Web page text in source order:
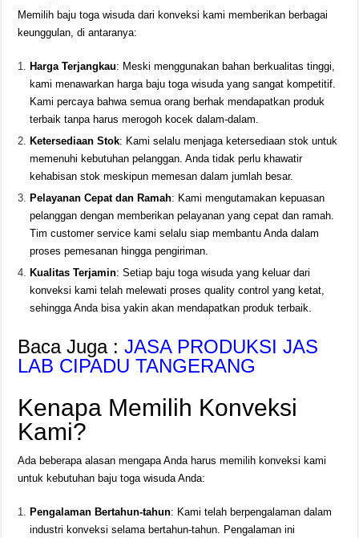
Memilih baju toga wisuda dari konveksi kami memberikan berbagai
keunggulan, di antaranya:
Harga Terjangkau: Meski menggunakan bahan berkualitas tinggi,
kami menawarkan harga baju toga wisuda yang sangat kompetitif.
Kami percaya bahwa semua orang berhak mendapatkan produk
terbaik tanpa harus merogoh kocek dalam-dalam.
Ketersediaan Stok: Kami selalu menjaga ketersediaan stok untuk
memenuhi kebutuhan pelanggan. Anda tidak perlu khawatir
kehabisan stok meskipun memesan dalam jumlah besar.
Pelayanan Cepat dan Ramah: Kami mengutamakan kepuasan
pelanggan dengan memberikan pelayanan yang cepat dan ramah.
Tim customer service kami selalu siap membantu Anda dalam
proses pemesanan hingga pengiriman.
Kualitas Terjamin: Setiap baju toga wisuda yang keluar dari
konveksi kami telah melewati proses quality control yang ketat,
sehingga Anda bisa yakin akan mendapatkan produk terbaik.
Baca Juga :JASA PRODUKSI JAS
LAB CIPADU TANGERANG
Kenapa Memilih Konveksi
Kami?
Ada beberapa alasan mengapa Anda harus memilih konveksi kami
untuk kebutuhan baju toga wisuda Anda:
Pengalaman Bertahun-tahun: Kami telah berpengalaman dalam
industri konveksi selama bertahun-tahun. Pengalaman ini